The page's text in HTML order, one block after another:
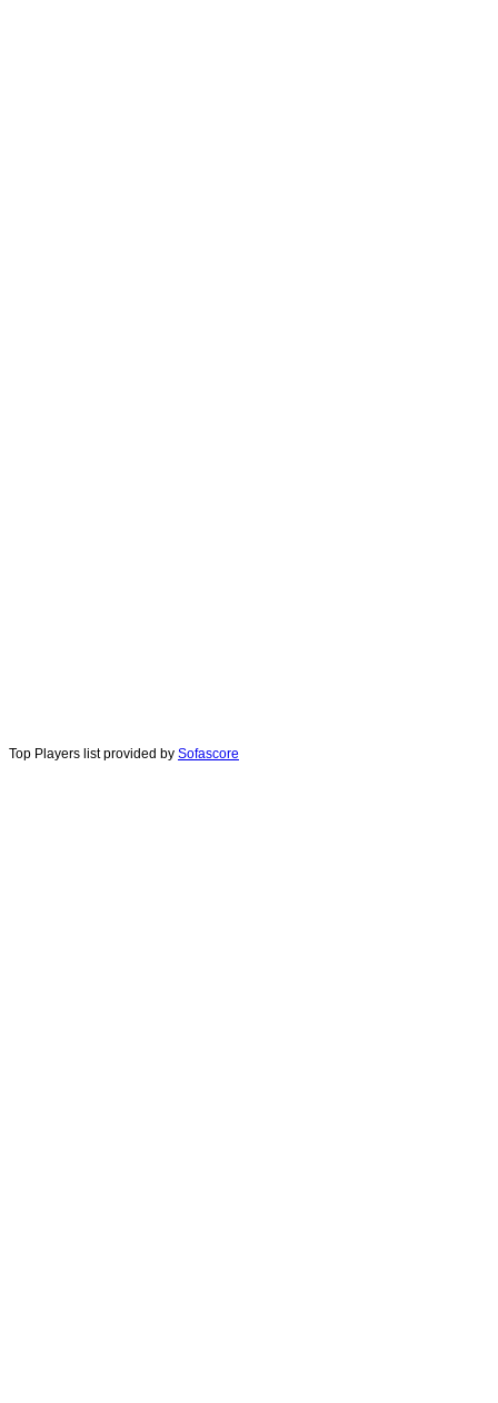
Top Players list provided by Sofascore